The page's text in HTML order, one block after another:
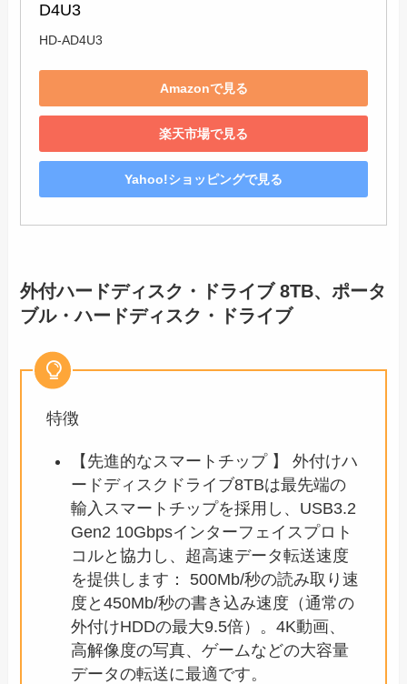
D4U3
HD-AD4U3
Amazonで見る
楽天市場で見る
Yahoo!ショッピングで見る
外付ハードディスク・ドライブ 8TB、ポータ
ブル・ハードディスク・ドライブ
特徴
【先進的なスマートチップ 】 外付けハ
ードディスクドライブ8TBは最先端の
輸入スマートチップを採用し、USB3.2
Gen2 10Gbpsインターフェイスプロト
コルと協力し、超高速データ転送速度
を提供します： 500Mb/秒の読み取り速
度と450Mb/秒の書き込み速度（通常の
外付けHDDの最大9.5倍）。4K動画、
高解像度の写真、ゲームなどの大容量
データの転送に最適です。